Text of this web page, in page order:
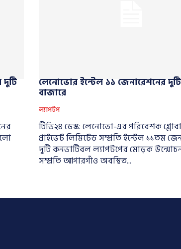
দুটি লেনোভোর ইন্টেল ১১ জেনারেশনের
বাজারে
ল্যাপটপ
টিভি২৪ ডেস্ক: লেনোভো-এর পরিবেশক
প্রাইভেট লিমিটেড সম্প্রতি ইন্টেল ১১তম
দুটি কনভার্টিবল ল্যাপটপের মোড়ক
সম্প্রতি আগারগাঁও অবস্থিত...